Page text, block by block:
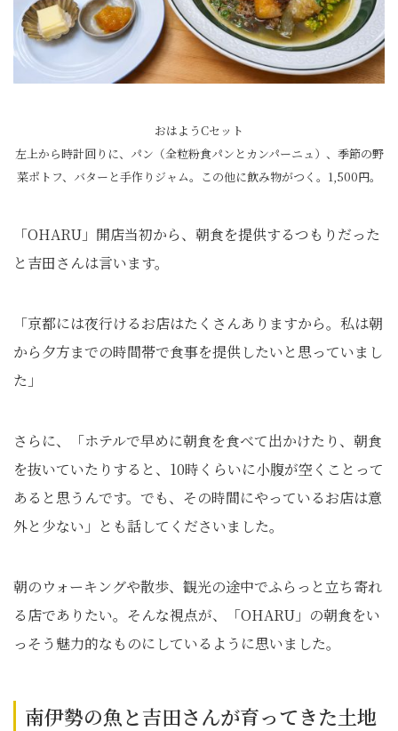
おはようCセット
左上から時計回りに、パン（全粒粉食パンとカンパーニュ）、季節の野
菜ポトフ、バターと手作りジャム。この他に飲み物がつく。1,500円。
「OHARU」開店当初から、朝食を提供するつもりだった
と吉田さんは言います。
「京都には夜行けるお店はたくさんありますから。私は朝
から夕方までの時間帯で食事を提供したいと思っていまし
た」
さらに、「ホテルで早めに朝食を食べて出かけたり、朝食
を抜いていたりすると、10時くらいに小腹が空くことって
あると思うんです。でも、その時間にやっているお店は意
外と少ない」とも話してくださいました。
朝のウォーキングや散歩、観光の途中でふらっと立ち寄れ
る店でありたい。そんな視点が、「OHARU」の朝食をい
っそう魅力的なものにしているように思いました。
南伊勢の魚と吉田さんが育ってきた土地